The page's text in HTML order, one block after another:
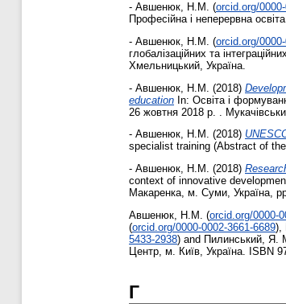
- Авшенюк, Н.М. (orcid.org/
Професійна і неперервна
- Авшенюк, Н.М. (orcid.org/
глобалізаційних та
Хмельницький, Україна.
- Авшенюк, Н.М. (2018)
education In: Освіта і
26 жовтня 2018 р. .
- Авшенюк, Н.М. (2018)
specialist training (Abstract of
- Авшенюк, Н.М. (2018)
context of innovative
Макаренка, м. Суми, Україна,
Авшенюк, Н.М. (orcid.org/0000-
(orcid.org/0000-0002-3661-6689),
5433-2938) and Пилинський, Я.
Центр, м. Київ, Україна. ISBN
Г